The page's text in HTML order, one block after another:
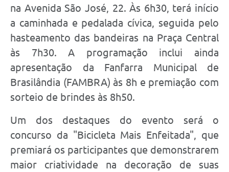
na Avenida São José, 22. Às 6h30, terá início
a caminhada e pedalada cívica, seguida pelo
hasteamento das bandeiras na Praça Central
às 7h30. A programação inclui ainda
apresentação da Fanfarra Municipal de
Brasilândia (FAMBRA) às 8h e premiação com
sorteio de brindes às 8h50.
Um dos destaques do evento será o
concurso da "Bicicleta Mais Enfeitada", que
premiará os participantes que demonstrarem
maior criatividade na decoração de suas